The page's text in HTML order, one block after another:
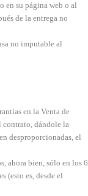
en su página web o al
de la entrega no
no imputable al
en la Venta de
contrato, dándole la
desproporcionadas, el
ahora bien, sólo en los 6
(esto es, desde el